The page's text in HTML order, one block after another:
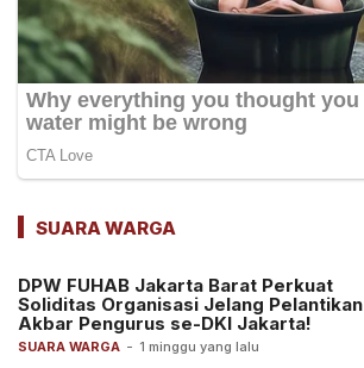
SUARA WARGA
SUARA WARGA - 1 minggu yang lalu
DPW FUHAB Jakarta Barat Perkuat
Soliditas Organisasi Jelang Pelantikan
Akbar Pengurus se-DKI Jakarta!